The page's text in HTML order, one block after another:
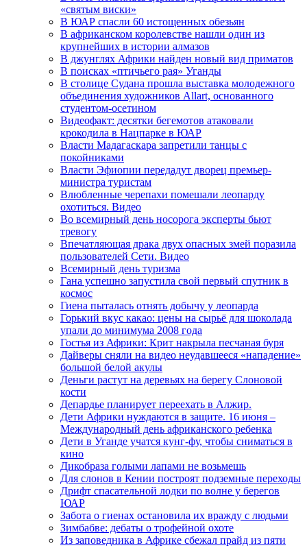
«святым виски»
В ЮАР спасли 60 истощенных обезьян
В африканском королевстве нашли один из
крупнейших в истории алмазов
В джунглях Африки найден новый вид приматов
В поисках «птичьего рая» Уганды
В столице Судана прошла выставка молодежного
объединения художников Allart, основанного
студентом-осетином
Видеофакт: десятки бегемотов атаковали
крокодила в Нацпарке в ЮАР
Власти Мадагаскара запретили танцы с
покойниками
Власти Эфиопии передадут дворец премьер-
министра туристам
Влюбленные черепахи помешали леопарду
охотиться. Видео
Во всемирный день носорога эксперты бьют
тревогу
Впечатляющая драка двух опасных змей поразила
пользователей Сети. Видео
Всемирный день туризма
Гана успешно запустила свой первый спутник в
космос
Гиена пыталась отнять добычу у леопарда
Горький вкус какао: цены на сырьё для шоколада
упали до минимума 2008 года
Гостья из Африки: Крит накрыла песчаная буря
Дайверы сняли на видео неудавшееся «нападение»
большой белой акулы
Деньги растут на деревьях на берегу Слоновой
кости
Депардье планирует переехать в Алжир.
Дети Африки нуждаются в защите. 16 июня –
Международный день африканского ребенка
Дети в Уганде учатся кунг-фу, чтобы сниматься в
кино
Дикобраза голыми лапами не возьмешь
Для слонов в Кении построят подземные переходы
Дрифт спасательной лодки по волне у берегов
ЮАР
Забота о гиенах остановила их вражду с людьми
Зимбабве: дебаты о трофейной охоте
Из заповедника в Африке сбежал прайд из пяти